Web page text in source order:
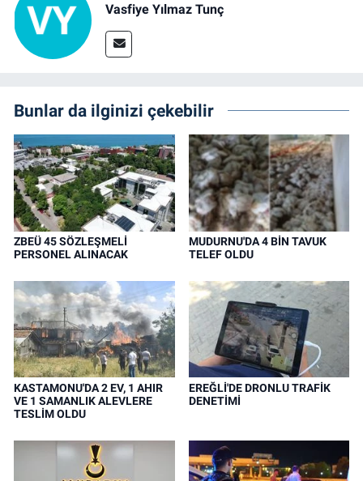
Vasfiye Yılmaz Tunç
Bunlar da ilginizi çekebilir
ZBEÜ 45 SÖZLEŞMELİ
PERSONEL ALINACAK
MUDURNU'DA 4 BİN TAVUK
TELEF OLDU
KASTAMONU'DA 2 EV, 1 AHIR
VE 1 SAMANLIK ALEVLERE
TESLİM OLDU
EREĞLİ'DE DRONLU TRAFİK
DENETİMİ